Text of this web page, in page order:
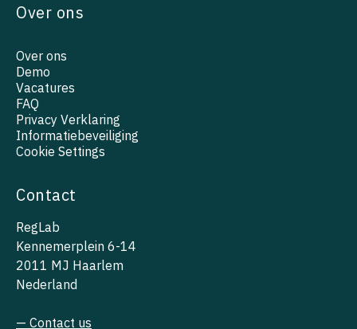
Over ons
Over ons
Demo
Vacatures
FAQ
Privacy Verklaring
Informatiebeveiliging
Cookie Settings
Contact
RegLab
Kennemerplein 6-14
2011 MJ Haarlem
Nederland
— Contact us